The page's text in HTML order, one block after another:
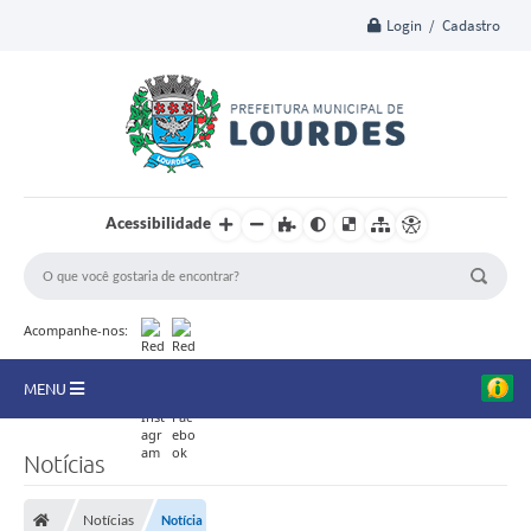
Login / Cadastro
Acessibilidade
Acompanhe-nos:
MENU
Notícias
Notícias Notícia